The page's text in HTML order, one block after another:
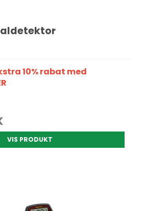
10% rabat med
VIS PRODUKT